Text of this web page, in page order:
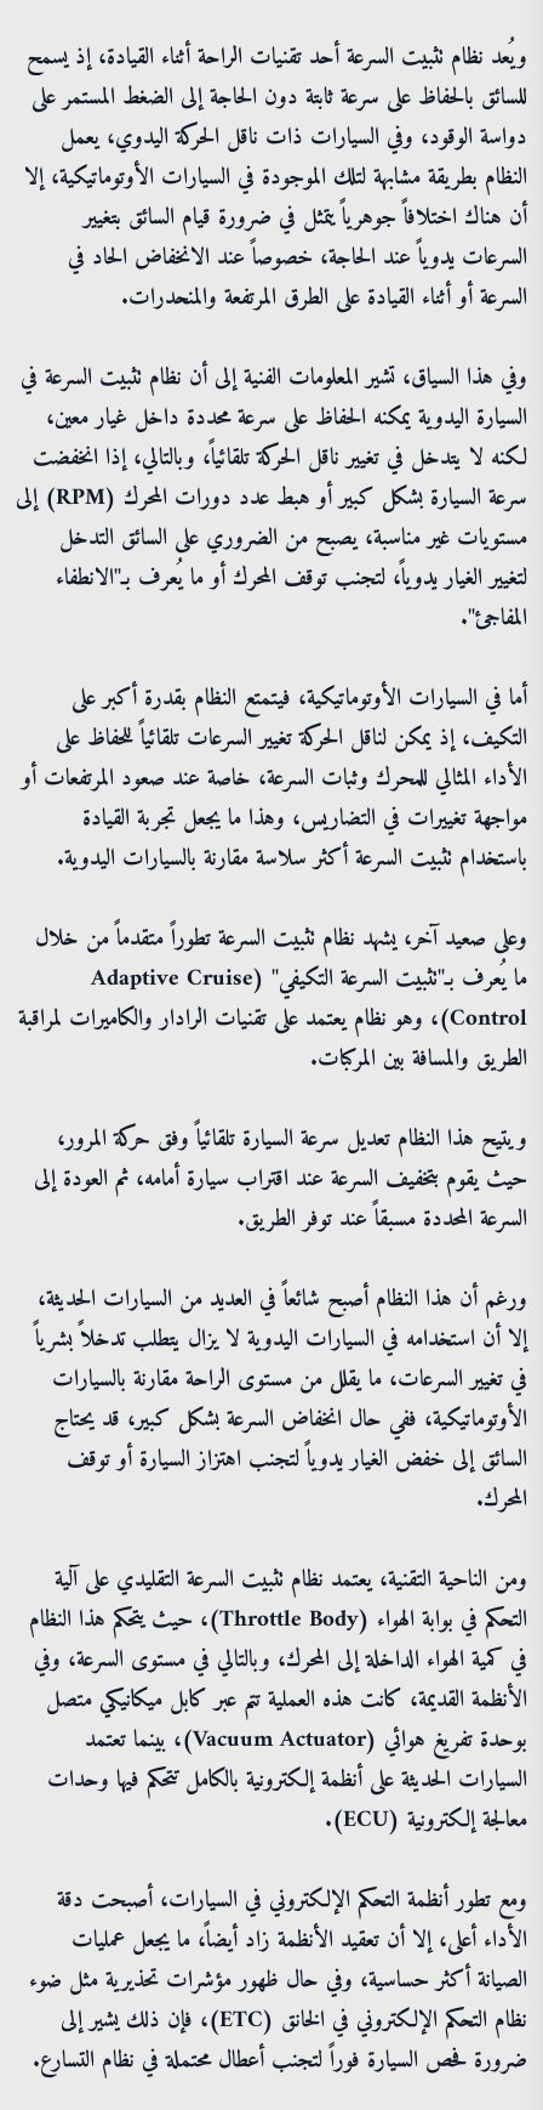
ويُعد نظام تثبيت السرعة أحد تقنيات الراحة أثناء القيادة، إذ يسمح
للسائق بالحفاظ على سرعة ثابتة دون الحاجة إلى الضغط المستمر على
دواسة الوقود، وفي السيارات ذات ناقل الحركة اليدوي، يعمل
النظام بطريقة مشابهة لتلك الموجودة في السيارات الأوتوماتيكية، إلا
أن هناك اختلافاً جوهرياً يتمثل في ضرورة قيام السائق بتغيير
السرعات يدوياً عند الحاجة، خصوصاً عند الانخفاض الحاد في
السرعة أو أثناء القيادة على الطرق المرتفعة والمنحدرات.
وفي هذا السياق، تشير المعلومات الفنية إلى أن نظام تثبيت السرعة في
السيارة اليدوية يمكنه الحفاظ على سرعة محددة داخل غيار معين،
لكنه لا يتدخل في تغيير ناقل الحركة تلقائياً، وبالتالي، إذا انخفضت
سرعة السيارة بشكل كبير أو هبط عدد دورات المحرك (RPM) إلى
مستويات غير مناسبة، يصبح من الضروري على السائق التدخل
لتغيير الغيار يدوياً، لتجنب توقف المحرك أو ما يُعرف بـ"الانطفاء
المفاجئ".
أما في السيارات الأوتوماتيكية، فيتمتع النظام بقدرة أكبر على
التكيف، إذ يمكن لناقل الحركة تغيير السرعات تلقائياً للحفاظ على
الأداء المثالي للمحرك وثبات السرعة، خاصة عند صعود المرتفعات أو
مواجهة تغييرات في التضاريس، وهذا ما يجعل تجربة القيادة
باستخدام تثبيت السرعة أكثر سلاسة مقارنة بالسيارات اليدوية.
وعلى صعيد آخر، يشهد نظام تثبيت السرعة تطوراً متقدماً من خلال
ما يُعرف بـ"تثبيت السرعة التكيفي" (Adaptive Cruise
Control)، وهو نظام يعتمد على تقنيات الرادار والكاميرات لمراقبة
الطريق والمسافة بين المركبات.
ويتيح هذا النظام تعديل سرعة السيارة تلقائياً وفق حركة المرور،
حيث يقوم بتخفيف السرعة عند اقتراب سيارة أمامه، ثم العودة إلى
السرعة المحددة مسبقاً عند توفر الطريق.
ورغم أن هذا النظام أصبح شائعاً في العديد من السيارات الحديثة،
إلا أن استخدامه في السيارات اليدوية لا يزال يتطلب تدخلاً بشرياً
في تغيير السرعات، ما يقلل من مستوى الراحة مقارنة بالسيارات
الأوتوماتيكية، ففي حال انخفاض السرعة بشكل كبير، قد يحتاج
السائق إلى خفض الغيار يدوياً لتجنب اهتزاز السيارة أو توقف
المحرك.
ومن الناحية التقنية، يعتمد نظام تثبيت السرعة التقليدي على آلية
التحكم في بوابة الهواء (Throttle Body)، حيث يتحكم هذا النظام
في كمية الهواء الداخلة إلى المحرك، وبالتالي في مستوى السرعة، وفي
الأنظمة القديمة، كانت هذه العملية تتم عبر كابل ميكانيكي متصل
بوحدة تفريغ هوائي (Vacuum Actuator)، بينما تعتمد
السيارات الحديثة على أنظمة إلكترونية بالكامل تتحكم فيها وحدات
معالجة إلكترونية (ECU).
ومع تطور أنظمة التحكم الإلكتروني في السيارات، أصبحت دقة
الأداء أعلى، إلا أن تعقيد الأنظمة زاد أيضاً، ما يجعل عمليات
الصيانة أكثر حساسية، وفي حال ظهور مؤشرات تحذيرية مثل ضوء
نظام التحكم الإلكتروني في الخانق (ETC)، فإن ذلك يشير إلى
ضرورة فحص السيارة فوراً لتجنب أعطال محتملة في نظام التسارع.